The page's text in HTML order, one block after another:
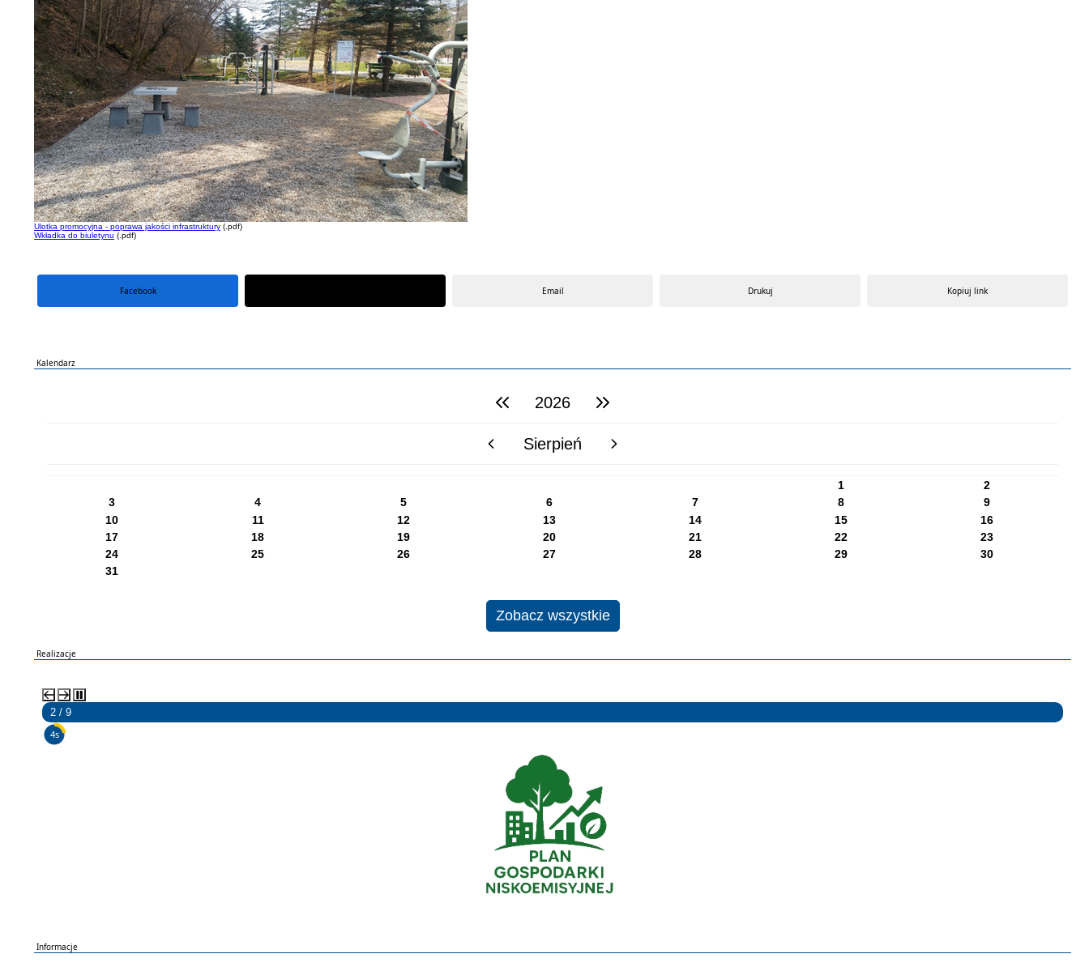
Ulotka promocyjna - poprawa jakości infrastruktury (.pdf)
Wkładka do biuletynu (.pdf)
Facebook Email Drukuj Kopiuj link
Kalendarz
poprzedni rok2026 następny rok
poprzedni miesiącSierpień następny miesiąc
1
2
3
4 5 6 7 8
9
10
11 12 13 14 15
16
17
18 19 20 21 22
23
24
25 26 27 28 29
30
31
Zobacz wszystkie
Realizacje
2 / 9
3s
Informacje